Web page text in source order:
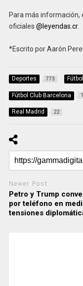
Para más información,
oficiales @leyendas.cr.
*Escrito por Aarón
Deportes 773
Fútbol Club Barcelona
Real Madrid 22
Newer Post
Petro y Trump
por teléfono en
tensiones